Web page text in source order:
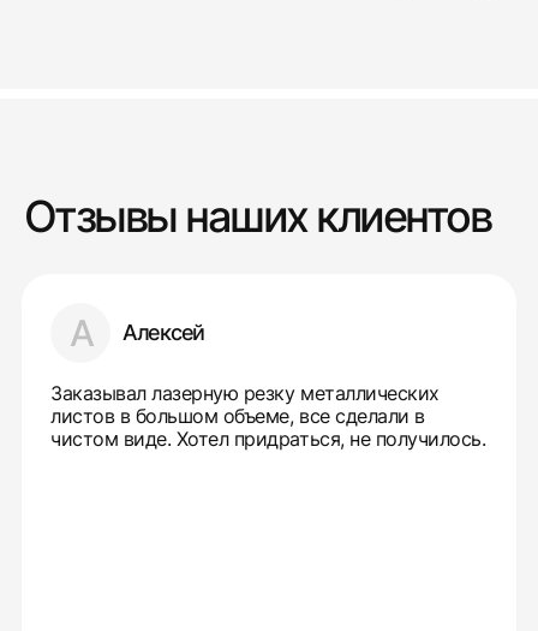
Отзывы наших клиентов
А Алексей
Заказывал лазерную резку металлических
листов в большом объеме, все сделали в
чистом виде. Хотел придраться, не получилось.